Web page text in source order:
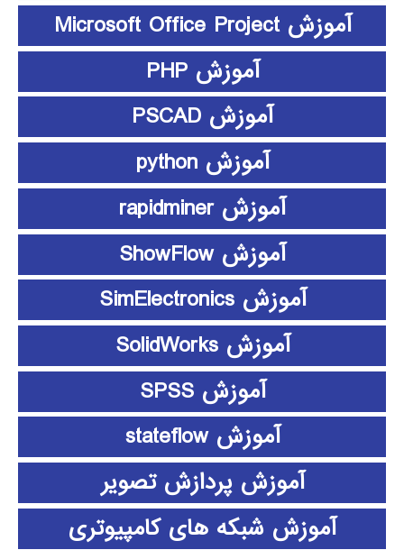
آموزش Microsoft Office Project
آموزش PHP
آموزش PSCAD
آموزش python
آموزش rapidminer
آموزش ShowFlow
آموزش SimElectronics
آموزش SolidWorks
آموزش SPSS
آموزش stateflow
آموزش پردازش تصویر
آموزش شبکه های کامپیوتری